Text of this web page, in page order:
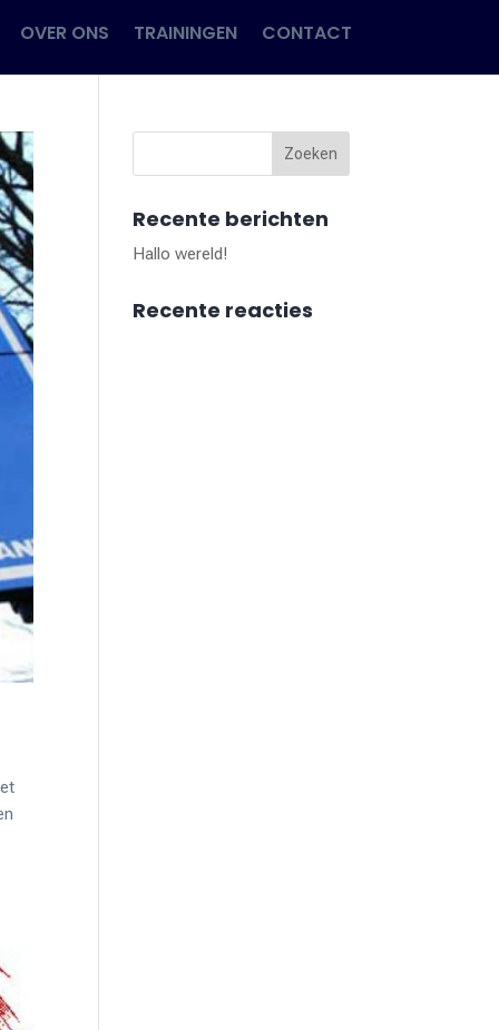
OVER ONS TRAININGEN CONTACT
Recente berichten
Hallo wereld!
Recente reacties